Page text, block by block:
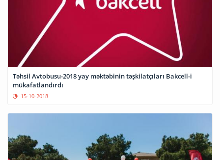
Təhsil Avtobusu-2018 yay məktəbinin təşkilatçıları Bakcell-i
mükafatlandırdı
15-10-2018